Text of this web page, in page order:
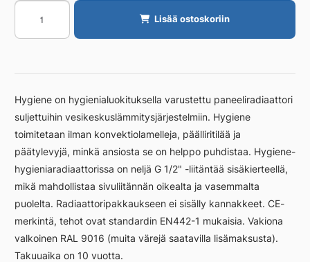
Radiaattori
PURMO
H
HYGIENE
määrä
Lisää ostoskoriin
Hygiene on hygienialuokituksella varustettu paneeliradiaattori
suljettuihin vesikeskuslämmitysjärjestelmiin. Hygiene
toimitetaan ilman konvektiolamelleja, päälliritilää ja
päätylevyjä, minkä ansiosta se on helppo puhdistaa. Hygiene-
hygieniaradiaattorissa on neljä G 1/2" -liitäntää sisäkierteellä,
mikä mahdollistaa sivuliitännän oikealta ja vasemmalta
puolelta. Radiaattoripakkaukseen ei sisälly kannakkeet. CE-
merkintä, tehot ovat standardin EN442-1 mukaisia. Vakiona
valkoinen RAL 9016 (muita värejä saatavilla lisämaksusta).
Takuuaika on 10 vuotta.